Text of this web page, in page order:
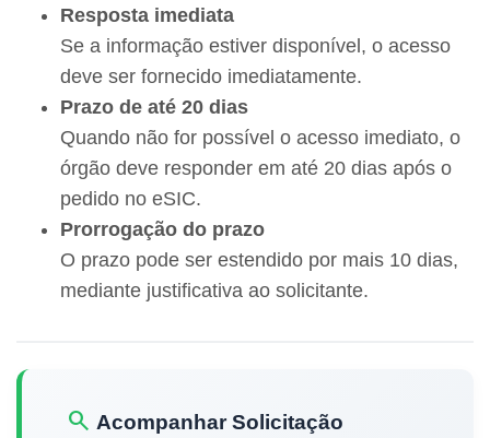
Resposta imediata
Se a informação estiver disponível, o acesso
deve ser fornecido imediatamente.
Prazo de até 20 dias
Quando não for possível o acesso imediato, o
órgão deve responder em até 20 dias após o
pedido no eSIC.
Prorrogação do prazo
O prazo pode ser estendido por mais 10 dias,
mediante justificativa ao solicitante.
search Acompanhar Solicitação